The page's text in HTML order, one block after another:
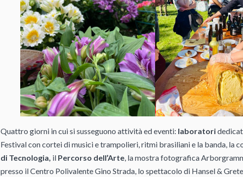
Quattro giorni in cui si susseguono attività ed eventi: laboratori
Festival con cortei di musici e trampolieri, ritmi brasiliani e la banda, la
di Tecnologia, il Percorso dell’Arte, la mostra fotografica
presso il Centro Polivalente Gino Strada, lo spettacolo di Hansel &